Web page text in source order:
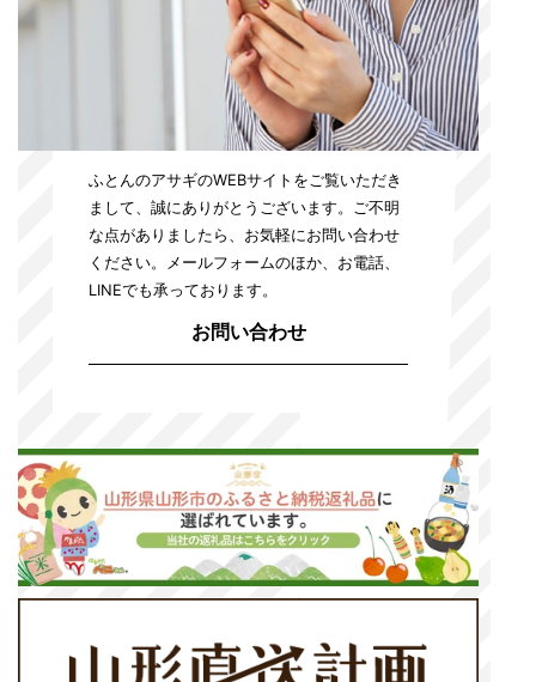
ふとんのアサギのWEBサイトをご覧いただき
まして、誠にありがとうございます。
ご不明
な点がありましたら、お気軽にお問い合わせ
ください。
メールフォームのほか、お電話、
LINEでも承っております。
お問い合わせ